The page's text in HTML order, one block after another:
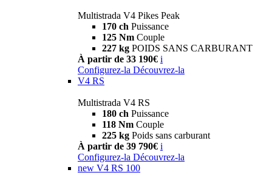
Multistrada V4 Pikes Peak
170 ch Puissance
125 Nm Couple
227 kg POIDS SANS CARBURANT
À partir de 33 190€ i
Configurez-la Découvrez-la
V4 RS
Multistrada V4 RS
180 ch Puissance
118 Nm Couple
225 kg Poids sans carburant
À partir de 39 790€ i
Configurez-la Découvrez-la
new V4 RS 100